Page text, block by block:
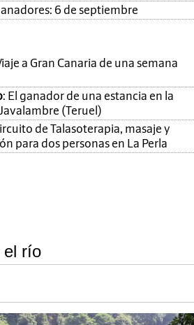
6 de septiembre
a Gran Canaria de una semana
: El ganador de una estancia en la
(Teruel)
de Talasoterapia, masaje y
para dos personas en La Perla
el río